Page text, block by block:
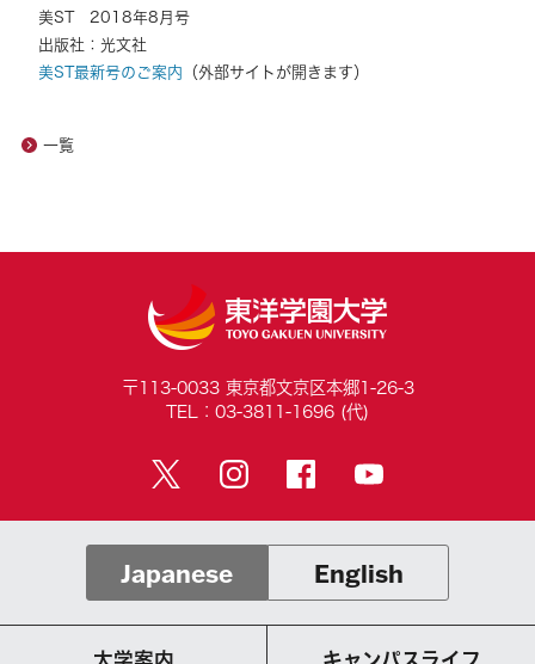
美ST 2018年8月号
出版社：光文社
美ST最新号のご案内
（外部サイトが開きます）
一覧
〒113-0033 東京都文京区本郷1-26-3
TEL：03-3811-1696 (代)
Japanese English
大学案内 キャンパスライフ